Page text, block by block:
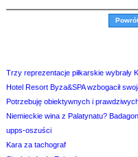
Trzy reprezentacje piłkarskie wybrały
Hotel Resort Byza&SPA wzbogacił
Potrzebuję obiektywnych i
Niemieckie wina z Palatynatu?
upps-oszuści
Kara za tachograf